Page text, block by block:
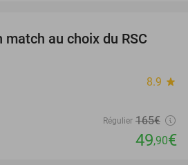
70%
au choix du RSC
8.9 star
Régulier 165€
49,90€